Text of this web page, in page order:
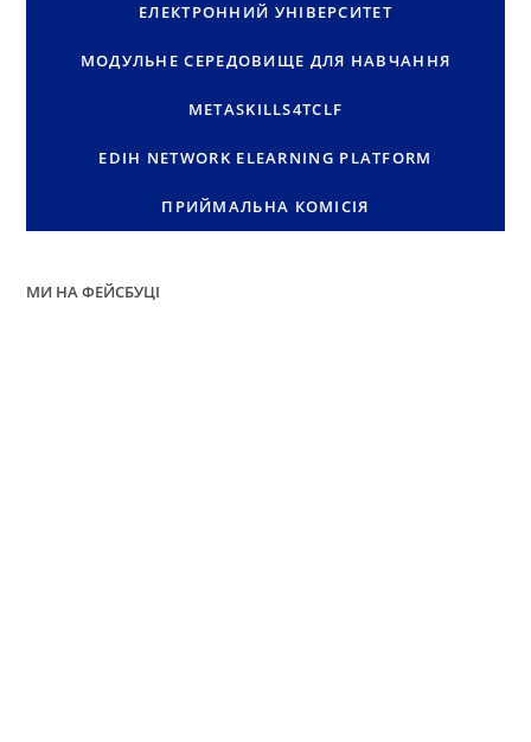
ЕЛЕКТРОННИЙ УНІВЕРСИТЕТ
МОДУЛЬНЕ СЕРЕДОВИЩЕ ДЛЯ НАВЧАННЯ
METASKILLS4TCLF
EDIH NETWORK ELEARNING PLATFORM
ПРИЙМАЛЬНА КОМІСІЯ
МИ НА ФЕЙСБУЦІ